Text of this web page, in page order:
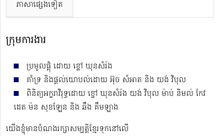
ភាសាផ្សេងទៀត
ក្រុមការងារ
ប្រមូលផ្ដុំ ដោយ ខ្ចៅ ឃុនសំរ៉ង
គាំទ្រ និងផ្ដល់យោបល់ដោយ អ៊ុច សំអាត និង យង់ វិបុល
ពិនិត្យអក្ខរាវិរុទ្ធដោយ ខ្ចៅ ឃុនសំរ៉ង យង់ វិបុល ម៉ាប់ និមល់ កែវ
ដេត ម៉ន សុខឡែន និង ឆឹង គឹមឡាង
យើងខ្ញុំមានបំណងរក្សាសម្បត្តិខ្មែរទុកនៅលើ